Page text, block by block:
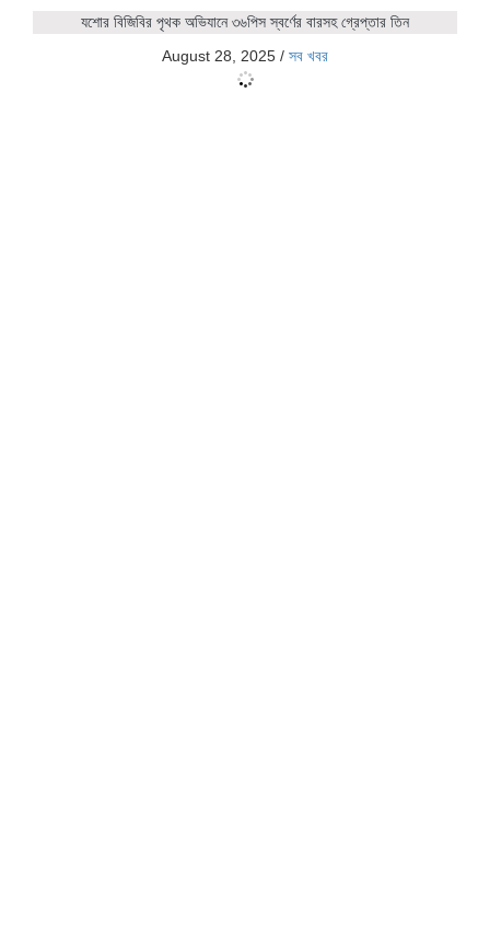
যশোর বিজিবির পৃথক অভিযানে ৩৬পিস স্বর্ণের বারসহ গ্রেপ্তার তিন
August 28, 2025 / সব খবর